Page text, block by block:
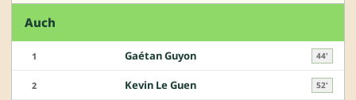
Auch
1 Gaétan Guyon 44'
2 Kevin Le Guen 52'